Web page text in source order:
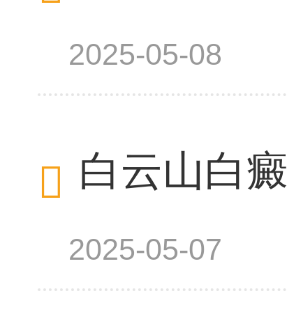
2025-05-08
白云山白
2025-05-07